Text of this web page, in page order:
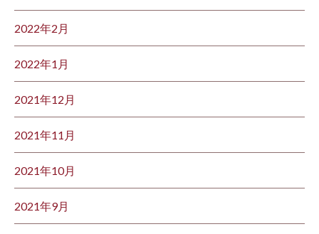
2022年2月
2022年1月
2021年12月
2021年11月
2021年10月
2021年9月